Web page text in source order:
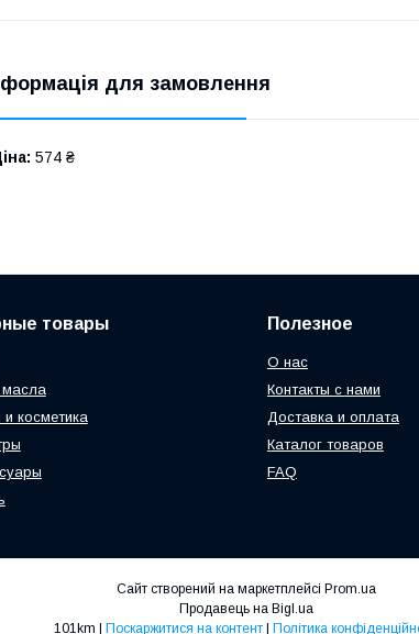
для замовлення
574 ₴
товары
косметика
Полезное
О нас
Контакты с нами
Доставка и оплата
Каталог товаров
FAQ
Сайт створений на маркетплейсі Prom.ua
Продавець на Bigl.ua
101km | Поскаржитися на контент | Політика